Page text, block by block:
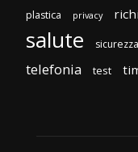
plastica privacy
salute sicurezza
telefonia test